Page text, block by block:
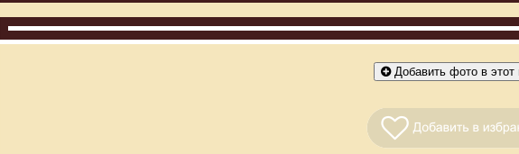
Добавить фото в этот